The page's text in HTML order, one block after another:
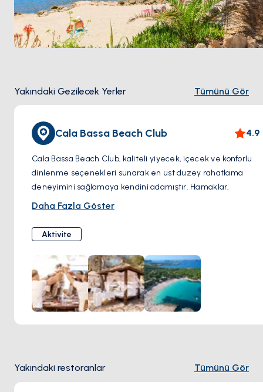
Yakındaki Gezilecek Yerler Tümünü Gör
Cala Bassa Beach Club 4.9
Cala Bassa Beach Club, kaliteli yiyecek, içecek ve konforlu
dinlenme seçenekleri sunarak en üst düzey rahatlama
deneyimini sağlamaya kendini adamıştır. Hamaklar,
konforunuzu kişiselleştirmek için çeşitli tür ve gölge
masaj hizmetleri sunmaktadır.
Yemek konusunda Cala Bassa Beach Club adadaki en
kaliteli mutfaklardan bazılarına sahiptir. Klasik Akdeniz
yemekleri her zaman favori olsa da, kulüpte enfes suşi
yapımında 25 yıllık deneyime sahip şefler de bulunuyor.
İbiza'nın batı kıyısında yer alan burası bir mutfak ve
dinlenme cennetidir.
Daha Fazla Göster
Aktivite
Yakındaki restoranlar Tümünü Gör